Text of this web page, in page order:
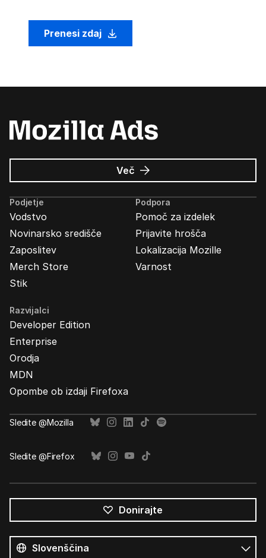
Prenesi zdaj
Več o
Oglasi
Mozilla
Podjetje
Vodstvo
Novinarsko središče
Zaposlitev
Merch Store
Stik
Podpora
Pomoč za izdelek
Prijavite hrošča
Lokalizacija Mozille
Varnost
Razvijalci
Developer Edition
Enterprise
Orodja
MDN
Opombe ob izdaji Firefoxa
Sledite @Mozilla
Sledite @Firefox
Donirajte
jeziki
Jezik